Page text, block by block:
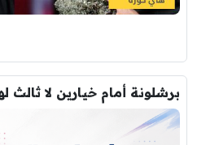
برشلونة أمام خيارين لا